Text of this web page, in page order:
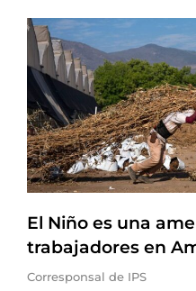
El Niño es una
trabajadores en
Corresponsal de IPS